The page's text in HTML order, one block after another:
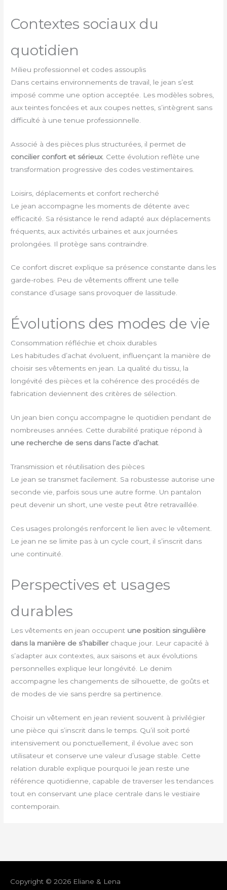
Contextes sociaux du
quotidien
Milieu professionnel et codes assouplis
Dans certains environnements de travail, le jean s’est
imposé comme une option acceptée. Les modèles sobres,
aux teintes foncées et aux coupes nettes, s’intègrent sans
difficulté à une tenue professionnelle.
Associé à des pièces plus structurées, il permet de
concilier confort et sérieux. Cette évolution reflète une
transformation progressive des codes vestimentaires.
Loisirs, déplacements et confort recherché
Le jean accompagne les moments de détente avec
efficacité. Sa résistance le rend adapté aux déplacements
fréquents, aux activités urbaines et aux journées
prolongées. Il protège sans contraindre.
Ce confort discret explique sa présence constante dans les
garde-robes. Peu de vêtements offrent une telle
constance d’usage sans provoquer de lassitude.
Évolutions des modes de vie
Consommation réfléchie et choix durables
Les habitudes d’achat évoluent, influençant la manière de
choisir ses vêtements en jean. La qualité du tissu, la
longévité des pièces et la cohérence des procédés de
fabrication deviennent des critères de sélection.
Un jean bien conçu accompagne le quotidien pendant de
nombreuses années. Cette durabilité pratique répond à
une recherche de sens dans l’acte d’achat.
Transmission et réutilisation des pièces
Le jean se transmet facilement. Sa robustesse autorise une
seconde vie, parfois sous une autre forme. Un pantalon
peut devenir un short, une veste peut être retravaillée.
Ces usages prolongés renforcent le lien avec le vêtement.
Le jean ne se limite pas à un cycle court, il s’inscrit dans
une continuité.
Perspectives et usages
durables
Les vêtements en jean occupent une position singulière
dans la manière de s’habillerchaque jour. Leur capacité à
s’adapter aux contextes, aux saisons et aux évolutions
personnelles explique leur longévité. Le denim
accompagne les changements de silhouette, de goûts et
de modes de vie sans perdre sa pertinence.
Choisir un vêtement en jean revient souvent à privilégier
une pièce qui s’inscrit dans le temps. Qu’il soit porté
intensivement ou ponctuellement, il évolue avec son
utilisateur et conserve une valeur d’usage stable. Cette
relation durable explique pourquoi le jean reste une
référence quotidienne, capable de traverser les tendances
tout en conservant une place centrale dans le vestiaire
contemporain.
Copyright © 2026 Eliane & Lena